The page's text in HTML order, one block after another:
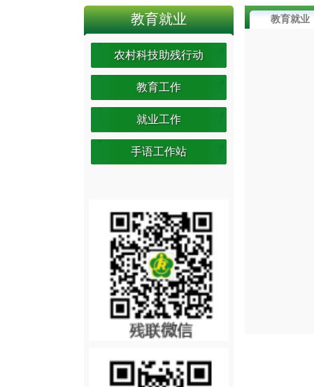
教育就业
农村科技助残行动
教育工作
就业工作
手语工作站
教育就业